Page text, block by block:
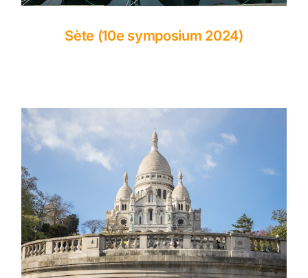
Sète (10e symposium 2024)